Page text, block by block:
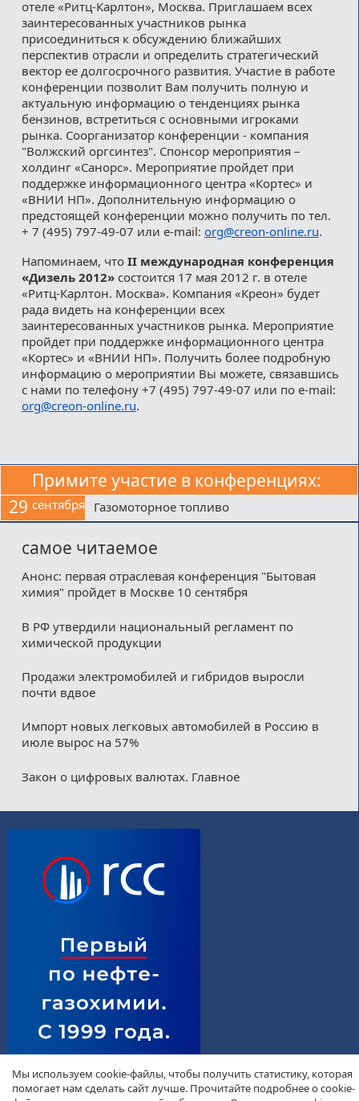
отеле «Ритц-Карлтон», Москва. Приглашаем всех
заинтересованных участников рынка
присоединиться к обсуждению ближайших
перспектив отрасли и определить стратегический
вектор ее долгосрочного развития. Участие в работе
конференции позволит Вам получить полную и
актуальную информацию о тенденциях рынка
бензинов, встретиться с основными игроками
рынка. Соорганизатор конференции - компания
"Волжский оргсинтез". Спонсор мероприятия –
холдинг «Санорс». Мероприятие пройдет при
поддержке информационного центра «Кортес» и
«ВНИИ НП». Дополнительную информацию о
предстоящей конференции можно получить по тел.
+ 7 (495) 797-49-07 или e-mail: org@creon-online.ru.
Напоминаем, что II международная конференция
«Дизель 2012»состоится 17 мая 2012 г. в отеле
«Ритц-Карлтон. Москва». Компания «Креон» будет
рада видеть на конференции всех
заинтересованных участников рынка. Мероприятие
пройдет при поддержке информационного центра
«Кортес» и «ВНИИ НП». Получить более подробную
информацию о мероприятии Вы можете, связавшись
с нами по телефону +7 (495) 797-49-07 или по e-mail:
org@creon-online.ru.
Примите участие в конференциях:
29 сентября Газомоторное топливо
самое читаемое
Анонс: первая отраслевая конференция "Бытовая
химия" пройдет в Москве 10 сентября
В РФ утвердили национальный регламент по
химической продукции
Продажи электромобилей и гибридов выросли
почти вдвое
Импорт новых легковых автомобилей в Россию в
июле вырос на 57%
Закон о цифровых валютах. Главное
Мы используем cookie-файлы, чтобы получить статистику, которая
помогает нам сделать сайт лучше. Прочитайте подробнее о cookie-